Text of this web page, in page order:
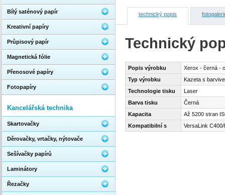
technický popis
Technický
Popis výrobku
Xerox - černá -
Typ výrobku
Kazeta s
Technologie tisku
Laser
Barva tisku
Černá
Kapacita
Až 5200 stran
Kompatibilní s
VersaLink
Bílý saténový papír
Kreativní papíry
Průpisový papír
Magnetická fólie
Přenosové papíry
Fotopapíry
Kancelářská technika
Skartovačky
Děrovačky, vrtačky, nýtovače
Sešívačky papírů
Laminátory
Řezačky